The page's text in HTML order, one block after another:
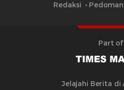
Redaksi
Part of
Jelajahi Berita di